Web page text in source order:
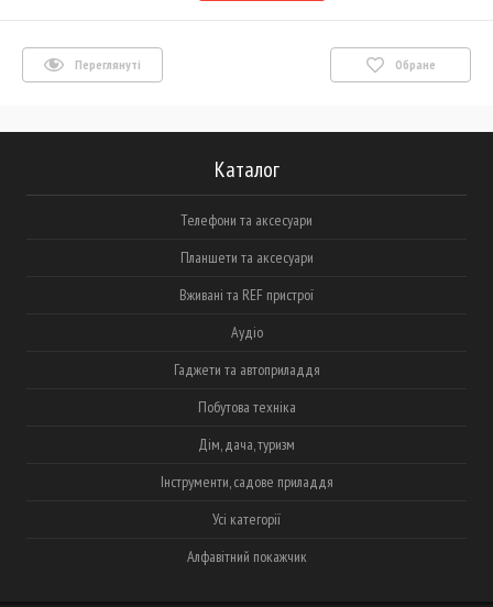
Переглянуті Обране
Каталог
Телефони та аксесуари
Планшети та аксесуари
Вживані та REF пристрої
Аудіо
Гаджети та автоприладдя
Побутова техніка
Дім, дача, туризм
Інструменти, садове приладдя
Усі категорії
Алфавітний покажчик